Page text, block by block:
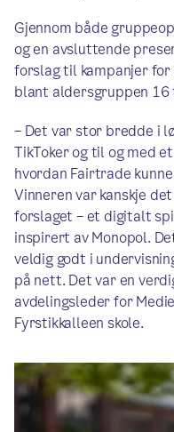
Gjennom både
og en avsluttende
forslag til kampanjer
blant aldersgruppen 16
– Det var stor bredde i
TikToker og til og med
hvordan Fairtrade
Vinneren var kanskje
forslaget – et digitalt
inspirert av Monopol.
veldig godt i
på nett. Det var en
avdelingsleder for
Fyrstikkalleen skole.